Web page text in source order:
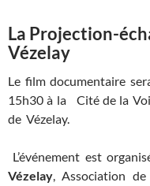
La Projection-
Vézelay
Le film documentaire
15h30 à la Cité de la
de Vézelay.
L’événement est
Vézelay, Association